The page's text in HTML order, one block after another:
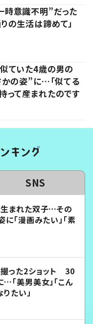
意識不明”だった
の生活は諦めて」
似ていた4歳の男の
の姿”に…「似てる
って産まれたのです
SNS
まれた双子…その
「漫画みたい」「素
った2ショット 30
「美男美女」「こん
たい」